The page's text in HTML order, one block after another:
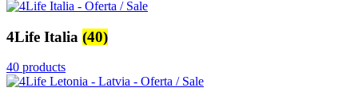
4Life Italia (40)
40 products